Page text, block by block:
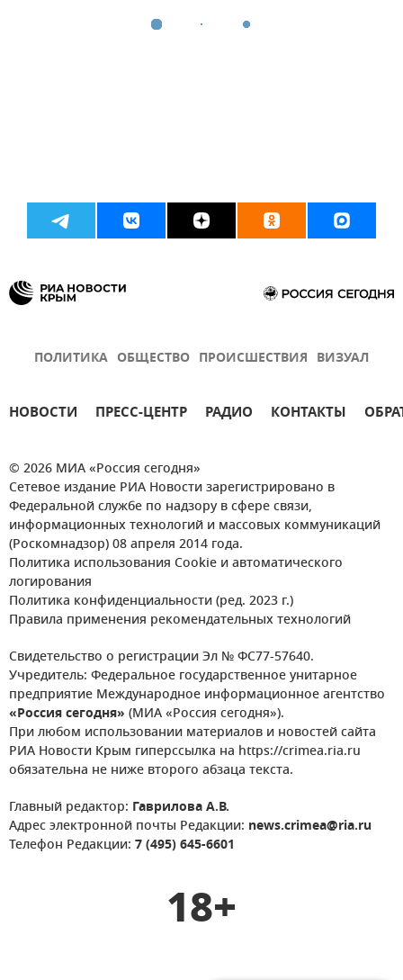
ПОЛИТИКА ОБЩЕСТВО ПРОИСШЕСТВИЯ ВИЗУАЛ
НОВОСТИ ПРЕСС-ЦЕНТР РАДИО КОНТАКТЫ
© 2026 МИА «Россия сегодня»
Сетевое издание РИА Новости зарегистрировано в
Федеральной службе по надзору в сфере связи,
информационных технологий и массовых коммуникаций
(Роскомнадзор) 08 апреля 2014 года.
Политика использования Cookie и автоматического
логирования
Политика конфиденциальности (ред. 2023 г.)
Правила применения рекомендательных технологий
Свидетельство о регистрации Эл № ФС77-57640.
Учредитель: Федеральное государственное унитарное
предприятие Международное информационное агентство
«Россия сегодня» (МИА «Россия сегодня»).
При любом использовании материалов и новостей сайта
РИА Новости Крым гиперссылка на https://crimea.ria.ru
обязательна не ниже второго абзаца текста.
Главный редактор: Гаврилова А.В.
Адрес электронной почты Редакции: news.crimea@ria.ru
Телефон Редакции: 7 (495) 645-6601
18+